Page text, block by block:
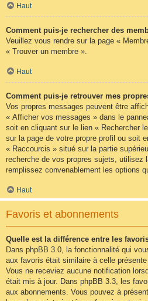
Haut
Comment puis-je rechercher des
Veuillez vous rendre sur la page «
« Trouver un membre ».
Haut
Comment puis-je retrouver mes
Vos propres messages peuvent être
« Afficher vos messages » dans le
soit en cliquant sur le lien « Rechercher
sur la page de votre propre profil ou soit
« Raccourcis » situé sur la partie
recherche de vos propres sujets, utilisez
remplissez convenablement les options
Haut
Favoris et abonnements
Quelle est la différence entre les
Dans phpBB 3.0, la fonctionnalité qui
aux favoris était similaire à celle
Vous ne receviez aucune notification
était mis à jour. Dans phpBB 3.3, les
aux abonnements. Vous pouvez à